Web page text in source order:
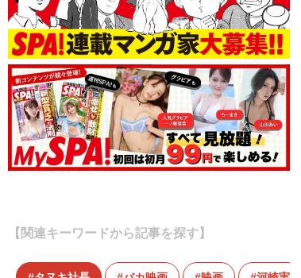
【関連キーワードから記事を探す】